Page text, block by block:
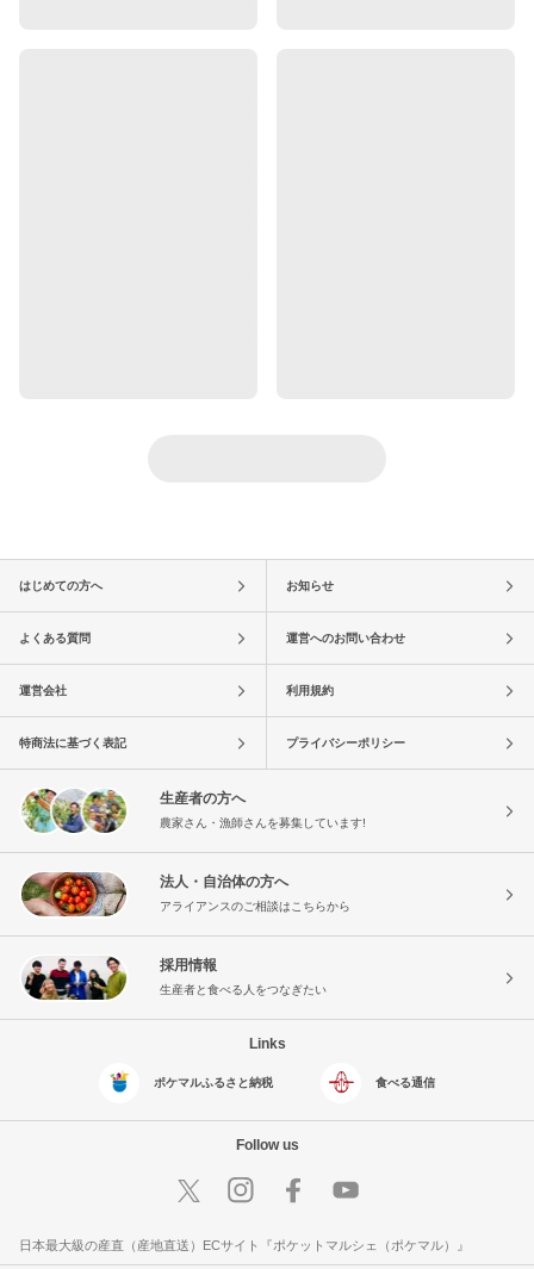
はじめての方へ お知らせ
よくある質問 運営へのお問い合わせ
運営会社 利用規約
特商法に基づく表記 プライバシーポリシー
生産者の方へ
農家さん・漁師さんを募集しています!
法人・自治体の方へ
アライアンスのご相談はこちらから
採用情報
生産者と食べる人をつなぎたい
Links
ポケマルふるさと納税 食べる通信
Follow us
日本最大級の産直（産地直送）ECサイト『ポケットマルシェ（ポケマル）』